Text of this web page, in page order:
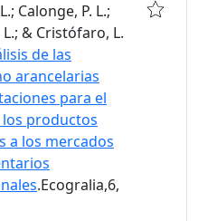
Calonge, P. L.;
& Cristófaro, L.
de las
arancelarias
para el
los productos
a los mercados
.Ecogralia,6,